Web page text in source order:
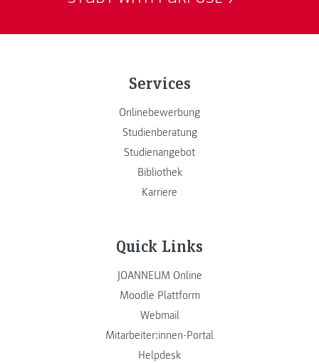
Services
Onlinebewerbung
Studienberatung
Studienangebot
Bibliothek
Karriere
Quick Links
JOANNEUM Online
Moodle Plattform
Webmail
Mitarbeiter:innen-Portal
Helpdesk